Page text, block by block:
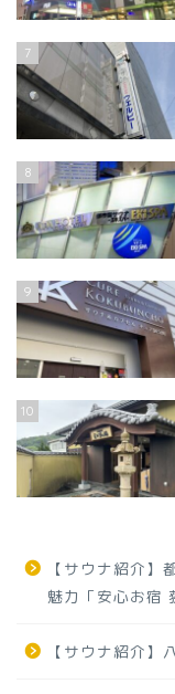
7
8
9
10
【サウナ紹介】
魅力「安心お宿
【サウナ紹介】